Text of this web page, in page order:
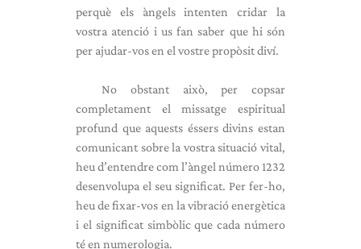
perquè els àngels intenten cridar la
vostra atenció i us fan saber que hi són
per ajudar-vos en el vostre propòsit diví.
No obstant això, per copsar
completament el missatge espiritual
profund que aquests éssers divins estan
comunicant sobre la vostra situació vital,
heu d’entendre com l’àngel número 1232
desenvolupa el seu significat. Per fer-ho,
heu de fixar-vos en la vibració energètica
i el significat simbòlic que cada número
té en numerologia.